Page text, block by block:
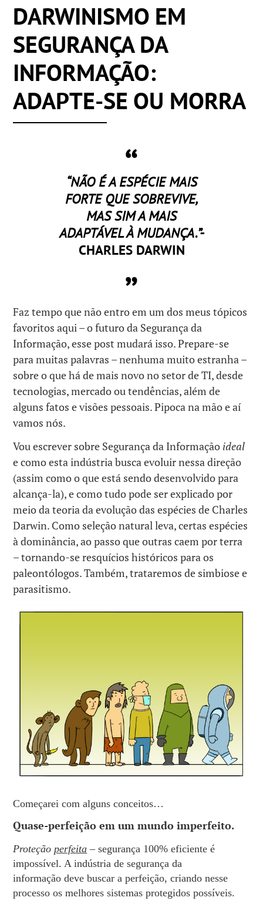
DARWINISMO EM
SEGURANÇA DA
INFORMAÇÃO:
ADAPTE-SE OU MORRA
“NÃO É A ESPÉCIE MAIS
FORTE QUE SOBREVIVE,
MAS SIM A MAIS
ADAPTÁVEL À MUDANÇA.”-
CHARLES DARWIN
Faz tempo que não entro em um dos meus tópicos
favoritos aqui – o futuro da Segurança da
Informação, esse post mudará isso. Prepare-se
para muitas palavras – nenhuma muito estranha –
sobre o que há de mais novo no setor de TI, desde
tecnologias, mercado ou tendências, além de
alguns fatos e visões pessoais. Pipoca na mão e aí
vamos nós.
Vou escrever sobre Segurança da Informação ideal
e como esta indústria busca evoluir nessa direção
(assim como o que está sendo desenvolvido para
alcança-la), e como tudo pode ser explicado por
meio da teoria da evolução das espécies de Charles
Darwin. Como seleção natural leva, certas espécies
à dominância, ao passo que outras caem por terra
– tornando-se resquícios históricos para os
paleontólogos. Também, trataremos de simbiose e
parasitismo.
Começarei com alguns conceitos…
Quase-perfeição em um mundo imperfeito.
Proteção perfeita – segurança 100% eficiente é
impossível. A indústria de segurança da
informação deve buscar a perfeição, criando nesse
processo os melhores sistemas protegidos possíveis.